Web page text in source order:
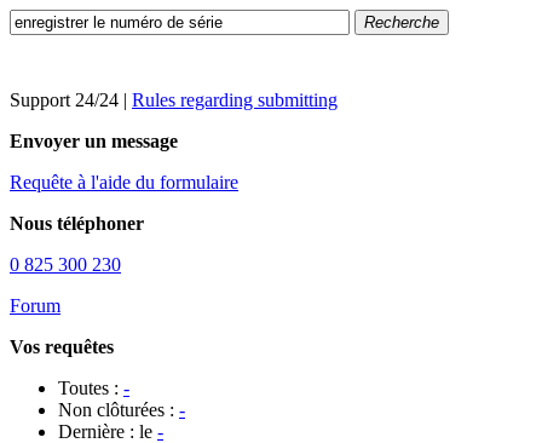
Recherche
Support 24/24 | Rules regarding submitting
Envoyer un message
Requête à l'aide du formulaire
Nous téléphoner
0 825 300 230
Forum
Vos requêtes
Toutes : -
Non clôturées : -
Dernière : le -